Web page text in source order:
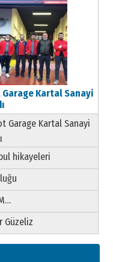
Kartal Sanayi
Garage Kartal Sanayi
hikayeleri
Güzeliz